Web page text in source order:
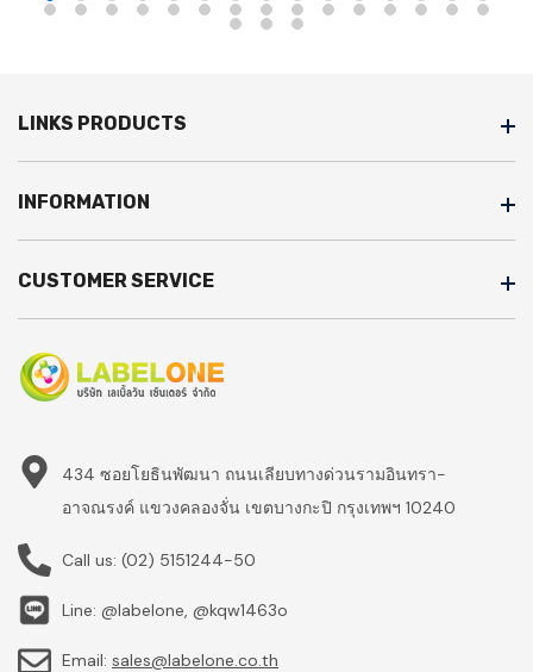
LINKS PRODUCTS
INFORMATION
CUSTOMER SERVICE
434 ซอยโยธินพัฒนา ถนนเลียบทางด่วนรามอินทรา-
อาจณรงค์ แขวงคลองจั่น เขตบางกะปิ กรุงเทพฯ 10240
Call us: (02) 5151244-50
Line: @labelone, @kqw1463o
Email: sales@labelone.co.th